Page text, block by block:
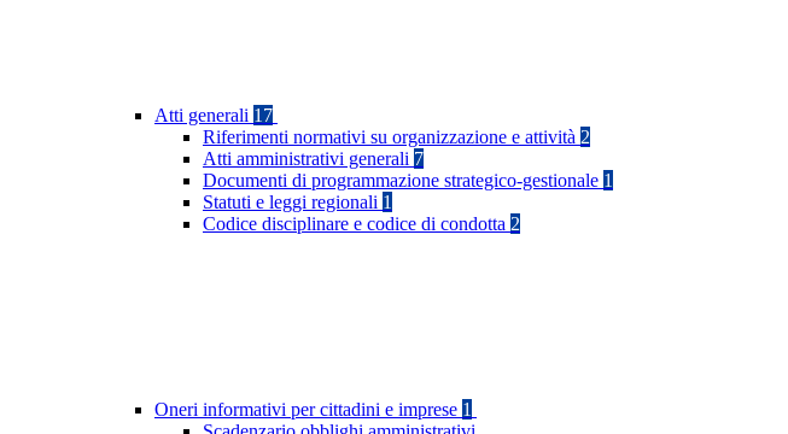
Atti generali 17
Riferimenti normativi su organizzazione e attività 2
Atti amministrativi generali 7
Documenti di programmazione strategico-gestionale 1
Statuti e leggi regionali 1
Codice disciplinare e codice di condotta 2
Oneri informativi per cittadini e imprese 1